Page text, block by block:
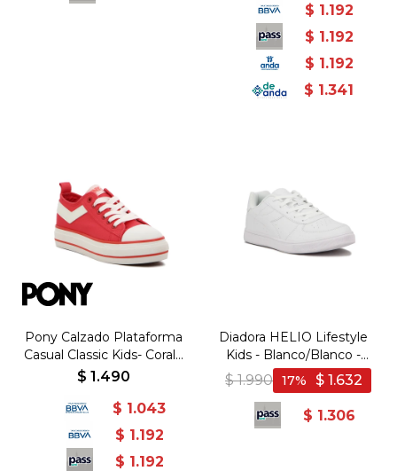
$ 1.192
$ 1.192
$ 1.192
$ 1.341
Pony Calzado Plataforma
Casual Classic Kids- Coral -
Coral
$ 1.490
$ 1.043
$ 1.192
$ 1.192
Diadora HELIO Lifestyle
Kids - Blanco/Blanco -
Blanco-Blanco
$ 1.990 $ 1.632
17
$ 1.306